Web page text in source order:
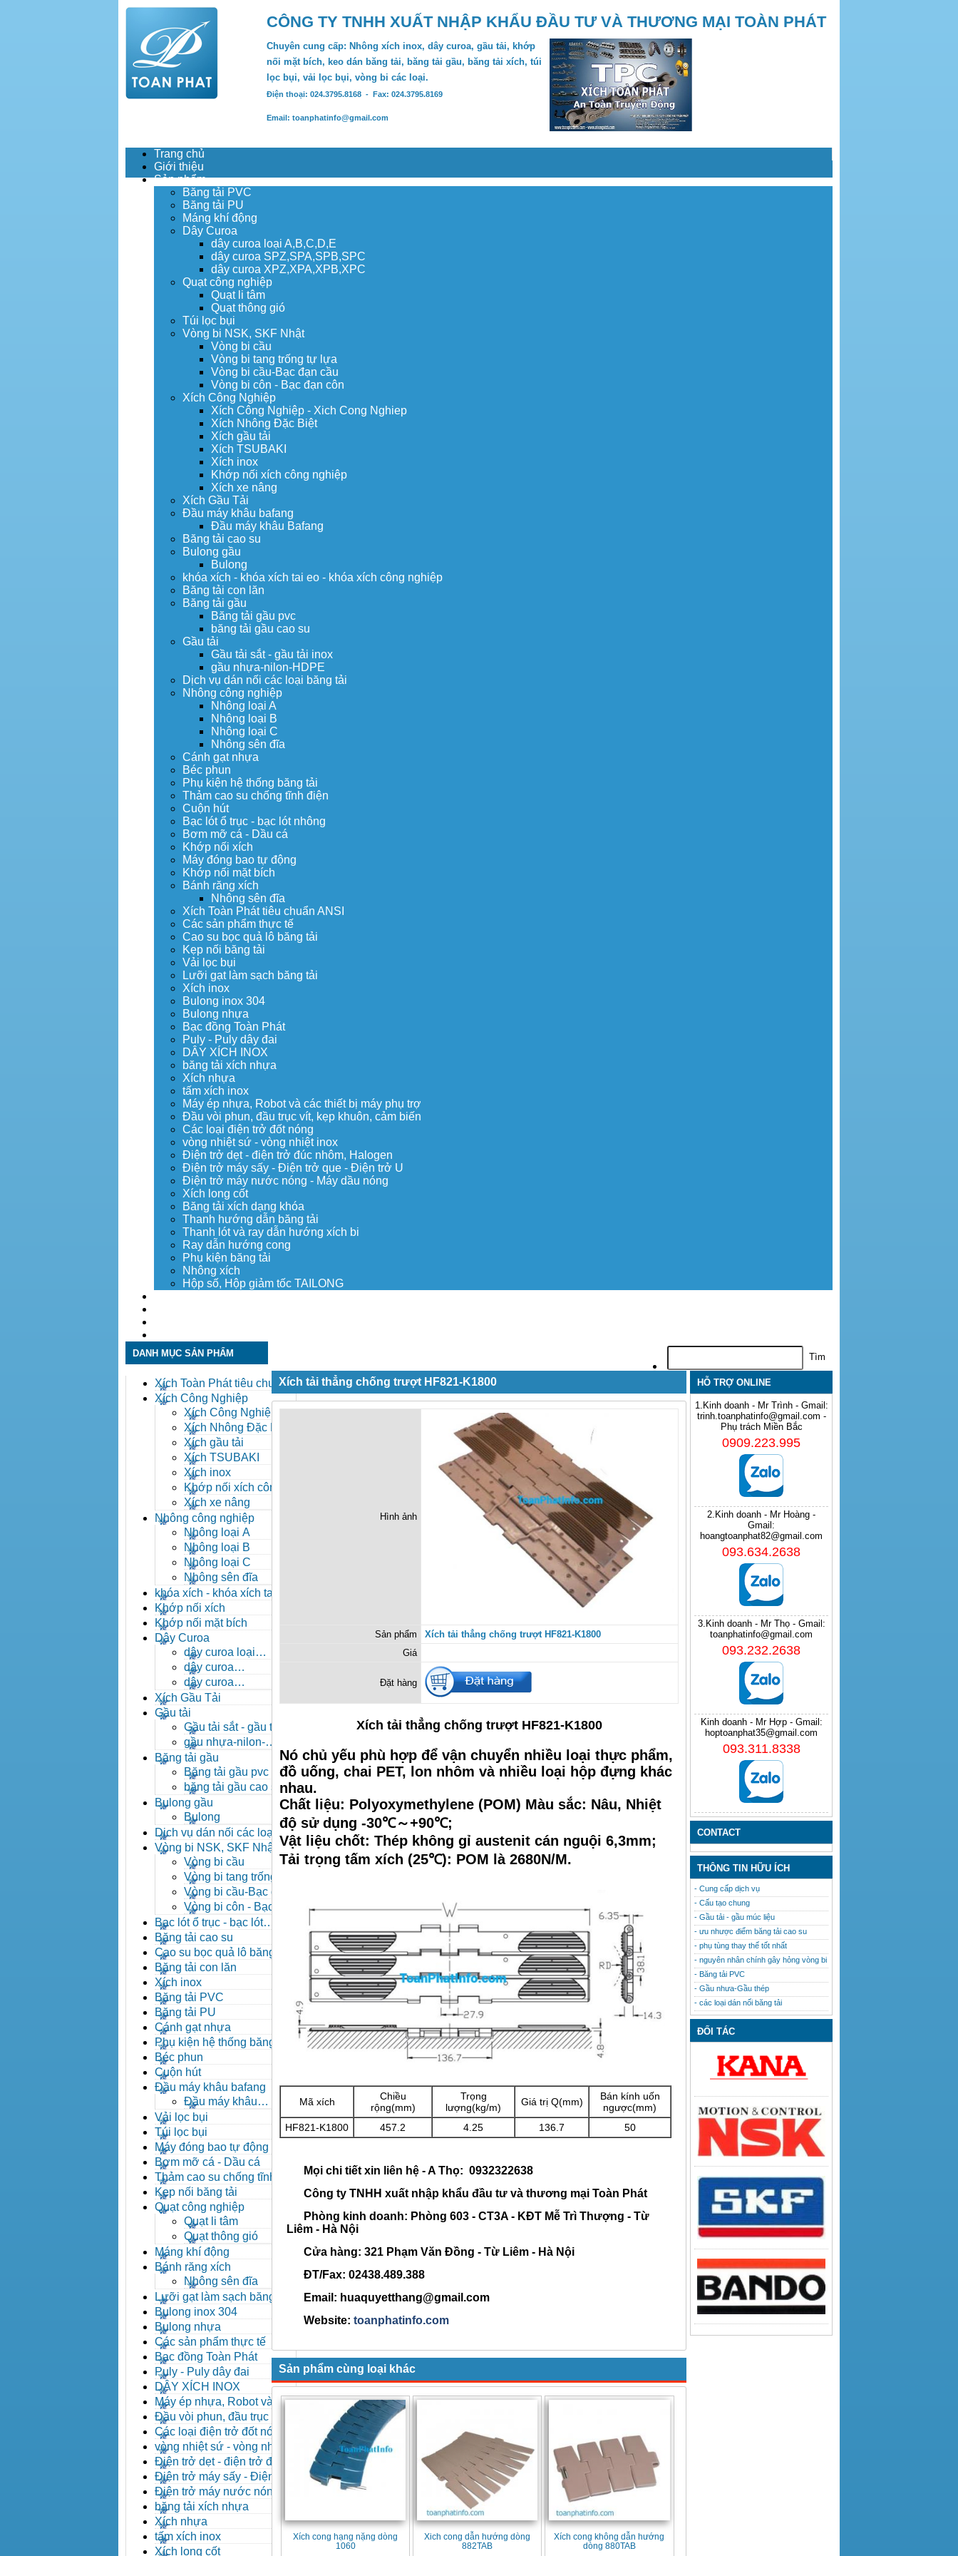
CÔNG TY TNHH XUẤT NHẬP KHẨU ĐẦU TƯ VÀ THƯƠNG MẠI TOÀN PHÁT
Chuyên cung cấp: Nhông xích inox, dây curoa, gầu tải, khớp
nối mặt bích, keo dán băng tải, băng tải gầu, băng tải xích, túi
lọc bụi, vải lọc bụi, vòng bi các loại.
Điện thoại: 024.3795.8168 - Fax: 024.3795.8169
Email: toanphatinfo@gmail.com
Trang chủ
Giới thiệu
Sản phẩm
Băng tải PVC
Băng tải PU
Máng khí động
Dây Curoa
dây curoa loại A,B,C,D,E
dây curoa SPZ,SPA,SPB,SPC
dây curoa XPZ,XPA,XPB,XPC
Quạt công nghiệp
Quạt li tâm
Quạt thông gió
Túi lọc bụi
Vòng bi NSK, SKF Nhật
Vòng bi cầu
Vòng bi tang trống tự lựa
Vòng bi cầu-Bạc đạn cầu
Vòng bi côn - Bạc đạn côn
Xích Công Nghiệp
Xích Công Nghiệp - Xich Cong Nghiep
Xích Nhông Đặc Biệt
Xích gầu tải
Xích TSUBAKI
Xích inox
Khớp nối xích công nghiệp
Xích xe nâng
Xích Gầu Tải
Đầu máy khâu bafang
Đầu máy khâu Bafang
Băng tải cao su
Bulong gầu
Bulong
khóa xích - khóa xích tai eo - khóa xích công nghiệp
Băng tải con lăn
Băng tải gầu
Băng tải gầu pvc
băng tải gầu cao su
Gầu tải
Gầu tải sắt - gầu tải inox
gầu nhựa-nilon-HDPE
Dịch vụ dán nối các loại băng tải
Nhông công nghiệp
Nhông loại A
Nhông loại B
Nhông loại C
Nhông sên đĩa
Cánh gạt nhựa
Béc phun
Phụ kiện hệ thống băng tải
Thảm cao su chống tĩnh điện
Cuộn hút
Bạc lót ổ trục - bạc lót nhông
Bơm mỡ cá - Dầu cá
Khớp nối xích
Máy đóng bao tự động
Khớp nối mặt bích
Bánh răng xích
Nhông sên đĩa
Xích Toàn Phát tiêu chuẩn ANSI
Các sản phẩm thực tế
Cao su bọc quả lô băng tải
Kẹp nối băng tải
Vải lọc bụi
Lưỡi gạt làm sạch băng tải
Xích inox
Bulong inox 304
Bulong nhựa
Bạc đồng Toàn Phát
Puly - Puly dây đai
DÂY XÍCH INOX
băng tải xích nhựa
Xích nhựa
tấm xích inox
Máy ép nhựa, Robot và các thiết bị máy phụ trợ
Đầu vòi phun, đầu trục vít, kẹp khuôn, cảm biến
Các loại điện trở đốt nóng
vòng nhiệt sứ - vòng nhiệt inox
Điện trở dẹt - điện trở đúc nhôm, Halogen
Điện trở máy sấy - Điện trở que - Điện trở U
Điện trở máy nước nóng - Máy dầu nóng
Xích long cốt
Băng tải xích dạng khóa
Thanh hướng dẫn băng tải
Thanh lót và ray dẫn hướng xích bi
Ray dẫn hướng cong
Phụ kiện băng tải
Nhông xích
Hộp số, Hộp giảm tốc TAILONG
DANH MỤC SẢN PHẨM
Xích Toàn Phát tiêu chuẩn
ANSI
Xích Công Nghiệp
Xích Công Nghiệp -
Xich Cong Nghiep
Xích Nhông Đặc Biệt
Xích gầu tải
Xích TSUBAKI
Xích inox
Khớp nối xích công
nghiệp
Xích xe nâng
Nhông công nghiệp
Nhông loại A
Nhông loại B
Nhông loại C
Nhông sên đĩa
khóa xích - khóa xích tai eo
- khóa xích công nghiệp
Khớp nối xích
Khớp nối mặt bích
Dây Curoa
dây curoa loại
A,B,C,D,E
dây curoa
SPZ,SPA,SPB,SPC
dây curoa
XPZ,XPA,XPB,XPC
Xích Gầu Tải
Gầu tải
Gầu tải sắt - gầu tải
inox
gầu nhựa-nilon-
HDPE
Băng tải gầu
Băng tải gầu pvc
băng tải gầu cao su
Bulong gầu
Bulong
Dịch vụ dán nối các loại
băng tải
Vòng bi NSK, SKF Nhật
Vòng bi cầu
Vòng bi tang trống tự
lựa
Vòng bi cầu-Bạc đạn
cầu
Vòng bi côn - Bạc
đạn côn
Bạc lót ổ trục - bạc lót
nhông
Băng tải cao su
Cao su bọc quả lô băng tải
Băng tải con lăn
Xích inox
Băng tải PVC
Băng tải PU
Cánh gạt nhựa
Phụ kiện hệ thống băng tải
Béc phun
Cuộn hút
Đầu máy khâu bafang
Đầu máy khâu
Bafang
Vải lọc bụi
Túi lọc bụi
Máy đóng bao tự động
Bơm mỡ cá - Dầu cá
Thảm cao su chống tĩnh
điện
Kẹp nối băng tải
Quạt công nghiệp
Quạt li tâm
Quạt thông gió
Máng khí động
Bánh răng xích
Nhông sên đĩa
Lưỡi gạt làm sạch băng tải
Bulong inox 304
Bulong nhựa
Các sản phẩm thực tế
Bạc đồng Toàn Phát
Puly - Puly dây đai
DÂY XÍCH INOX
Máy ép nhựa, Robot và các
thiết bị máy phụ trợ
Đầu vòi phun, đầu trục vít,
kẹp khuôn, cảm biến
Các loại điện trở đốt nóng
vòng nhiệt sứ - vòng nhiệt
inox
Điện trở dẹt - điện trở đúc
nhôm, Halogen
Điện trở máy sấy - Điện trở
que - Điện trở U
Điện trở máy nước nóng -
Máy dầu nóng
băng tải xích nhựa
Xích nhựa
tấm xích inox
Xích long cốt
Xích tải thẳng chống trượt HF821-K1800
Hình ảnh
Sản phẩm
Xích tải thẳng chống trượt HF821-K1800
Giá
Đặt hàng
Xích tải thẳng chống trượt HF821-K1800
Nó chủ yếu phù hợp để vận chuyển nhiều loại thực phẩm,
đồ uống, chai PET, lon nhôm và nhiều loại hộp đựng khác
nhau.
Chất liệu: Polyoxymethylene (POM) Màu sắc: Nâu, Nhiệt
độ sử dụng -30℃～+90℃;
Vật liệu chốt: Thép không gỉ austenit cán nguội 6,3mm;
Tải trọng tấm xích (25℃): POM là 2680N/M.
Mã xích
Chiều
rộng(mm)
Trọng
lượng(kg/m)
Giá trị Q(mm)
Bán kính uốn
ngược(mm)
HF821-K1800
457.2 4.25 136.7 50
Mọi chi tiết xin liên hệ - A Thọ: 0932322638
Công ty TNHH xuất nhập khẩu đầu tư và thương mại Toàn Phát
Phòng kinh doanh: Phòng 603 - CT3A - KĐT Mễ Trì Thượng - Từ
Liêm - Hà Nội
Cửa hàng: 321 Phạm Văn Đồng - Từ Liêm - Hà Nội
ĐT/Fax: 02438.489.388
Email: huaquyetthang@gmail.com
Website: toanphatinfo.com
Sản phẩm cùng loại khác
Xích cong hạng nặng dòng
1060
Xich cong dẫn hướng dòng
882TAB
Xích cong không dẫn hướng
dòng 880TAB
HỖ TRỢ ONLINE
1.Kinh doanh - Mr Trình - Gmail:
trinh.toanphatinfo@gmail.com -
Phụ trách Miền Bắc
0909.223.995
2.Kinh doanh - Mr Hoàng -
Gmail:
hoangtoanphat82@gmail.com
093.634.2638
3.Kinh doanh - Mr Thọ - Gmail:
toanphatinfo@gmail.com
093.232.2638
Kinh doanh - Mr Hợp - Gmail:
hoptoanphat35@gmail.com
093.311.8338
CONTACT
THÔNG TIN HỮU ÍCH
- Cung cấp dịch vụ
- Cấu tạo chung
- Gầu tải - gầu múc liệu
- ưu nhược điểm băng tải cao su
- phụ tùng thay thế tốt nhất
- nguyên nhân chính gây hỏng vòng bi
- Băng tải PVC
- Gầu nhưa-Gầu thép
- các loại dán nối băng tải
ĐỐI TÁC